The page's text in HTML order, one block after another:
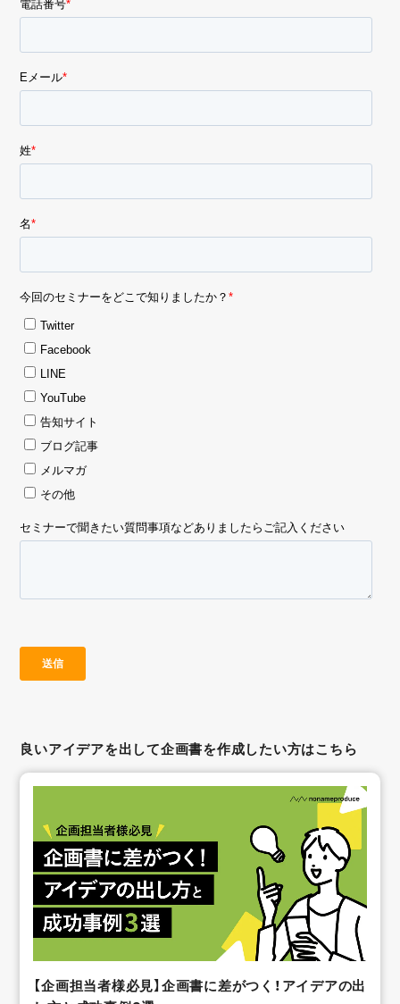
良いアイデアを出して企画書を作成したい方はこちら
【企画担当者様必見】企画書に差がつく！アイデアの出